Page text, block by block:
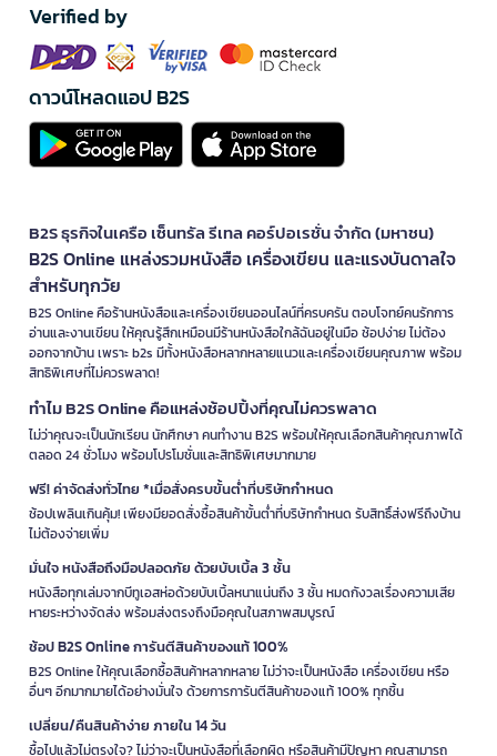
Verified by
ดาวน์โหลดแอป B2S
B2S ธุรกิจในเครือ เซ็นทรัล รีเทล คอร์ปอเรชั่น จำกัด (มหาชน)
B2S Online แหล่งรวมหนังสือ เครื่องเขียน และแรงบันดาลใจ
สำหรับทุกวัย
B2S Online คือร้านหนังสือและเครื่องเขียนออนไลน์ที่ครบครัน ตอบโจทย์คนรักการ
อ่านและงานเขียน ให้คุณรู้สึกเหมือนมีร้านหนังสือใกล้ฉันอยู่ในมือ ช้อปง่าย ไม่ต้อง
ออกจากบ้าน เพราะ b2s มีทั้งหนังสือหลากหลายแนวและเครื่องเขียนคุณภาพ พร้อม
สิทธิพิเศษที่ไม่ควรพลาด!
ทำไม B2S Online คือแหล่งช้อปปิ้งที่คุณไม่ควรพลาด
ไม่ว่าคุณจะเป็นนักเรียน นักศึกษา คนทำงาน B2S พร้อมให้คุณเลือกสินค้าคุณภาพได้
ตลอด 24 ชั่วโมง พร้อมโปรโมชั่นและสิทธิพิเศษมากมาย
ฟรี! ค่าจัดส่งทั่วไทย *เมื่อสั่งครบขั้นต่ำที่บริษัทกำหนด
ช้อปเพลินเกินคุ้ม! เพียงมียอดสั่งซื้อสินค้าขั้นต่ำที่บริษัทกำหนด รับสิทธิ์ส่งฟรีถึงบ้าน
ไม่ต้องจ่ายเพิ่ม
มั่นใจ หนังสือถึงมือปลอดภัย ด้วยบับเบิ้ล 3 ชั้น
หนังสือทุกเล่มจากบีทูเอสห่อด้วยบับเบิ้ลหนาแน่นถึง 3 ชั้น หมดกังวลเรื่องความเสีย
หายระหว่างจัดส่ง พร้อมส่งตรงถึงมือคุณในสภาพสมบูรณ์
ช้อป B2S Online การันตีสินค้าของแท้ 100%
B2S Online ให้คุณเลือกซื้อสินค้าหลากหลาย ไม่ว่าจะเป็นหนังสือ เครื่องเขียน หรือ
อื่นๆ อีกมากมายได้อย่างมั่นใจ ด้วยการการันตีสินค้าของแท้ 100% ทุกชิ้น
เปลี่ยน/คืนสินค้าง่าย ภายใน 14 วัน
ซื้อไปแล้วไม่ตรงใจ? ไม่ว่าจะเป็นหนังสือที่เลือกผิด หรือสินค้ามีปัญหา คุณสามารถ